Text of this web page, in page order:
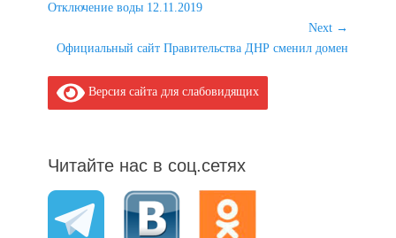
по
Previous
Отключение воды 12.11.2019
Next →
Next
Официальный сайт Правительства ДНР сменил домен
Версия сайта для слабовидящих
Читайте нас в соц.сетях